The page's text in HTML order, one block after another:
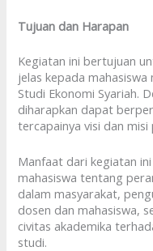
Tujuan dan Harapan
Kegiatan ini bertujuan
jelas kepada
Studi Ekonomi Syariah.
diharapkan dapat
tercapainya visi dan
Manfaat dari kegiatan
mahasiswa tentang
dalam masyarakat,
dosen dan mahasiswa,
civitas akademika
studi.